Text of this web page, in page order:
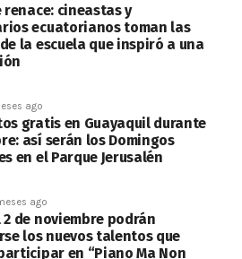
renace: cineastas y
ecuatorianos toman las
la escuela que inspiró a una
ago
gratis en Guayaquil durante
así serán los Domingos
en el Parque Jerusalén
ago
2 de noviembre podrán
los nuevos talentos que
en “Piano Ma Non